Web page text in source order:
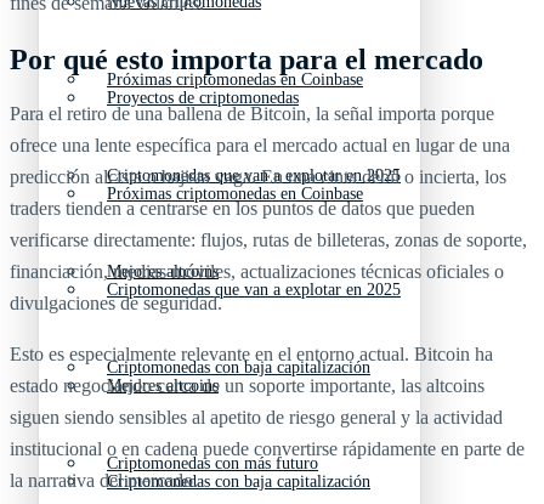
Próximas criptomonedas en Coinbase
Criptomonedas que van a explotar en 2025
Mejores altcoins
Criptomonedas con baja capitalización
Criptomonedas con más futuro
Proyectos de criptomonedas
Próximas criptomonedas en Coinbase
Criptomonedas que van a explotar en 2025
Mejores altcoins
Criptomonedas con baja capitalización
Por qué esto importa para el mercado
Para el retiro de una ballena de Bitcoin, la señal importa porque
ofrece una lente específica para el mercado actual en lugar de una
predicción alcista o bajista vaga. En una cinta débil o incierta, los
traders tienden a centrarse en los puntos de datos que pueden
verificarse directamente: flujos, rutas de billeteras, zonas de soporte,
financiación, medias móviles, actualizaciones técnicas oficiales o
divulgaciones de seguridad.
Esto es especialmente relevante en el entorno actual. Bitcoin ha
estado negociando cerca de un soporte importante, las altcoins
siguen siendo sensibles al apetito de riesgo general y la actividad
institucional o en cadena puede convertirse rápidamente en parte de
la narrativa del mercado.